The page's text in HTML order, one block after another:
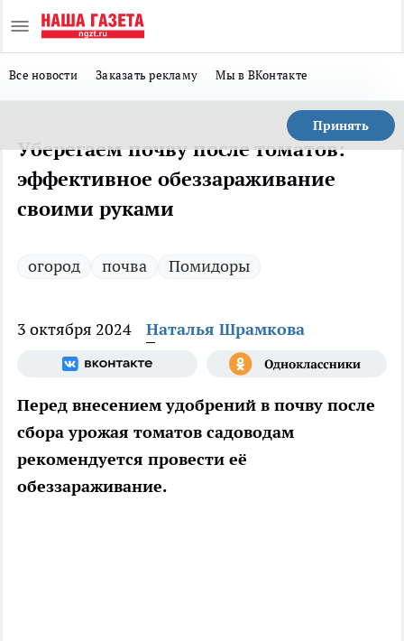
Все новости Заказать рекламу Мы в ВКонтакте
Принять
Уберегаем почву после томатов:
эффективное обеззараживание
своими руками
огород почва Помидоры
3 октября 2024 Наталья Шрамкова
Перед внесением удобрений в почву после
сбора урожая томатов садоводам
рекомендуется провести её
обеззараживание.